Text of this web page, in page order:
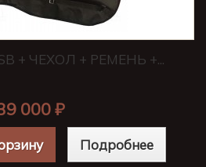
+ ЧЕХОЛ + РЕМЕНЬ +...
000 ₽
Подробнее